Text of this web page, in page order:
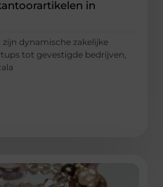
in
dynamische zakelijke
tot gevestigde bedrijven,